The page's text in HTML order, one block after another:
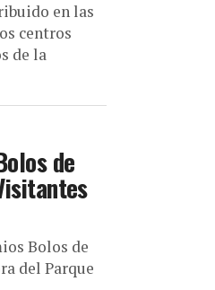
en las
centros
de la
de
Bolos de
del Parque